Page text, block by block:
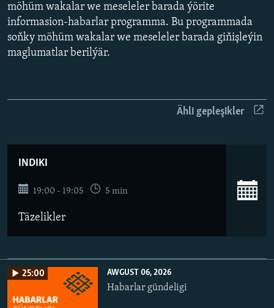
möhüm wakalar we meseleler barada ýörite
informasion-habarlar programma. Bu programmada
soňky möhüm wakalar we meseleler barada giňişleýin
maglumatlar berilýär.
Ähli gepleşikler
INDIKI
19:00 - 19:05 5 min
Täzelikler
25:00 AWGUST 06, 2026
Habarlar gündeligi